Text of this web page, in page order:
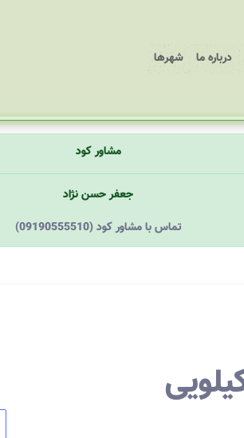
درباره ما شهرها
مشاور کود
جعفر حسن نژاد
(09190555510) تماس با مشاور کود